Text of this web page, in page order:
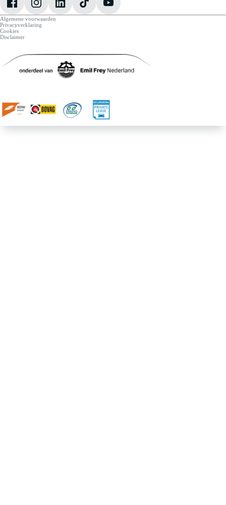
Algemene voorwaarden
Privacyverklaring
Cookies
Disclaimer